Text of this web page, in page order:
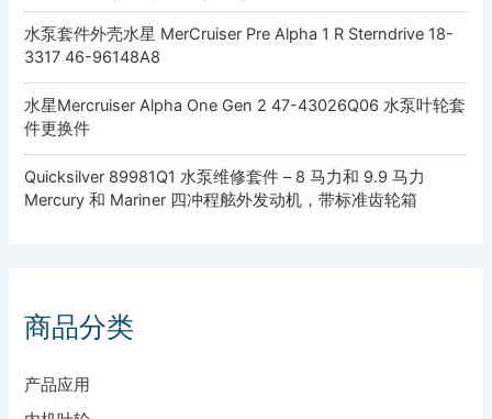
水泵套件外壳水星 MerCruiser Pre Alpha 1 R Sterndrive 18-
3317 46-96148A8
水星Mercruiser Alpha One Gen 2 47-43026Q06 水泵叶轮套
件更换件
Quicksilver 89981Q1 水泵维修套件 – 8 马力和 9.9 马力
Mercury 和 Mariner 四冲程舷外发动机，带标准齿轮箱
商品分类
产品应用